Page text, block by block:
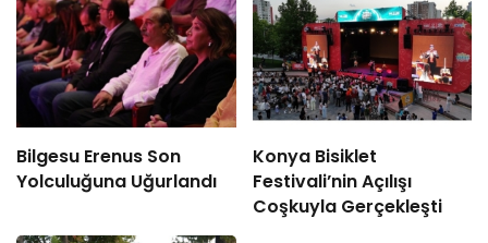
Bilgesu Erenus Son
Yolculuğuna Uğurlandı
Konya Bisiklet
Festivali’nin Açılışı
Coşkuyla Gerçekleşti